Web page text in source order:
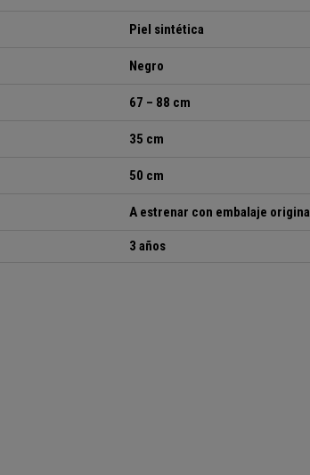
Piel sintética
Negro
67 – 88 cm
35 cm
50 cm
A estrenar con embalaje original
3 años